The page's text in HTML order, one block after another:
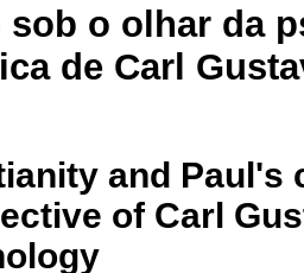
sob o olhar da
de Carl
and Paul's
of Carl